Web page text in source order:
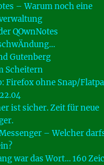
– Warum noch eine
QOwnNotes
Gutenberg
Scheitern
Firefox ohne Snap/
ist sicher. Zeit für neue
– Welcher
war das Wort… 160